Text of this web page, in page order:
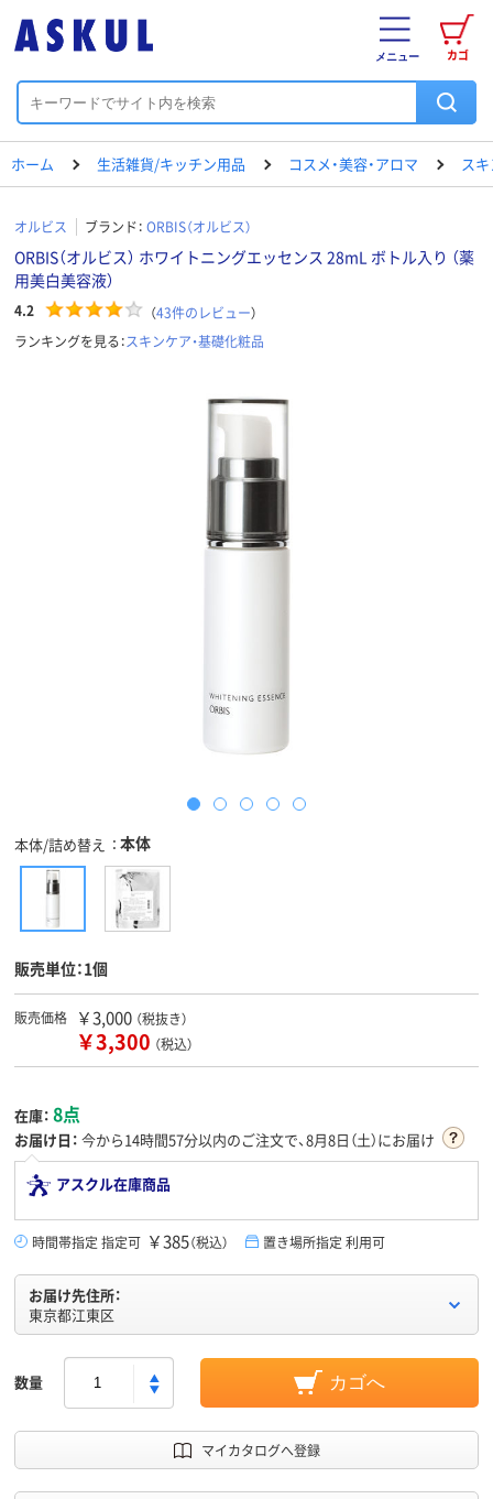
カゴ
メニュー
ホーム 生活雑貨/キッチン用品 コスメ・美容・アロマ ス
オルビス ブランド： ORBIS（オルビス）
ORBIS（オルビス） ホワイトニングエッセンス 28mL ボトル入り （薬
用美白美容液）
4.2 （43件のレビュー）
ランキングを見る：スキンケア・基礎化粧品
本体/詰め替え 本体
販売単位：1個
販売価格 ￥3,000 （税抜き）
￥3,300 （税込）
在庫： 8点
お届け日： 今から14時間57分以内のご注文で、8月8日（土）にお届け
アスクル在庫商品
時間帯指定 指定可 ￥385（税込） 置き場所指定 利用可
お届け先住所：
東京都江東区
数量 カゴへ
マイカタログへ登録